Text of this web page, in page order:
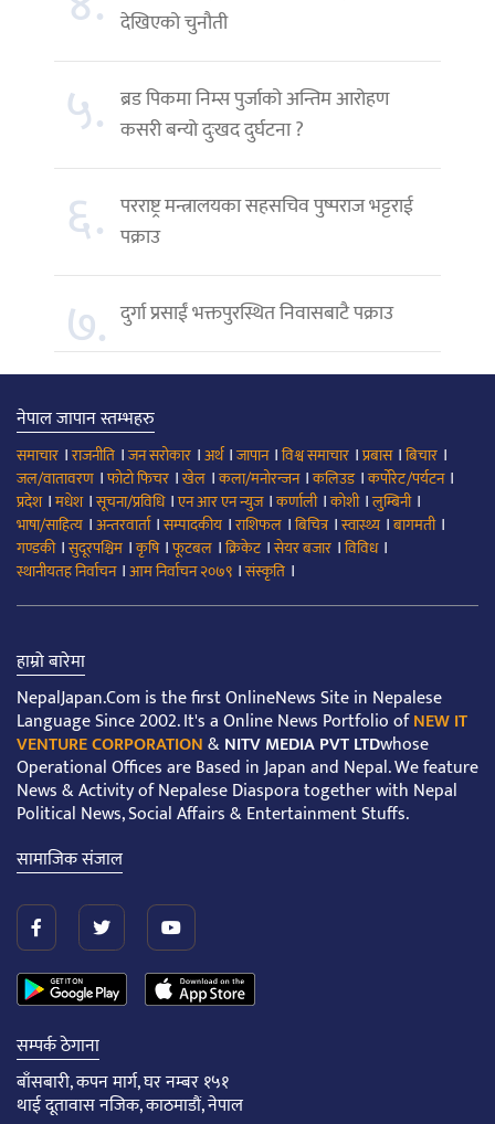
देखिएको चुनौती
५. ब्रड पिकमा निम्स पुर्जाको अन्तिम आरोहण
कसरी बन्यो दुःखद दुर्घटना ?
६. परराष्ट्र मन्त्रालयका सहसचिव पुष्पराज भट्टराई
पक्राउ
७. दुर्गा प्रसाईं भक्तपुरस्थित निवासबाटै पक्राउ
नेपाल जापान स्तम्भहरु
समाचार ।राजनीति ।जन सरोकार ।अर्थ।जापान।विश्व समाचार ।प्रबास।बिचार ।
जल/वातावरण ।फोटो फिचर ।खेल ।कला/मनोरन्जन।कलिउड।कर्पोरेट/पर्यटन।
प्रदेश।मधेश।सूचना/प्रविधि।एन आर एन न्युज।कर्णाली।कोशी।लुम्बिनी।
भाषा/साहित्य ।अन्तरवार्ता।सम्पादकीय ।राशिफल ।बिचित्र।स्वास्थ्य ।बागमती।
गण्डकी।सुदूरपश्चिम ।कृषि।फूटबल ।क्रिकेट।सेयर बजार ।विविध।
स्थानीयतह निर्वाचन।आम निर्वाचन २०७९ ।संस्कृति ।
हाम्रो बारेमा
NepalJapan.Com is the first OnlineNews Site in Nepalese
Language Since 2002. It's a Online News Portfolio ofNEW IT
VENTURE CORPORATION&NITV MEDIA PVT LTDwhose
Operational Offices are Based in Japan and Nepal. We feature
News & Activity of Nepalese Diaspora together with Nepal
Political News, Social Affairs & Entertainment Stuffs.
सामाजिक संजाल
सम्पर्क ठेगाना
बाँसबारी, कपन मार्ग, घर नम्बर १५१
थाई दूतावास नजिक, काठमाडौं, नेपाल